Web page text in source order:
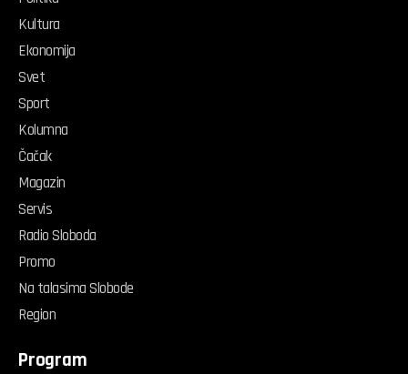
Kultura
Ekonomija
Svet
Sport
Kolumna
Čačak
Magazin
Servis
Radio Sloboda
Promo
Na talasima Slobode
Region
Program